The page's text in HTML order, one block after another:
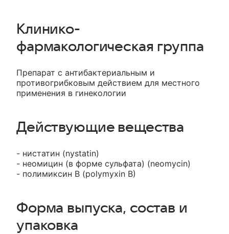
Клинико-
фармакологическая группа
Препарат с антибактериальным и
противогрибковым действием для местного
применения в гинекологии
Действующие вещества
- нистатин (nystatin)
- неомицин (в форме сульфата) (neomycin)
- полимиксин B (polymyxin B)
Форма выпуска, состав и
упаковка